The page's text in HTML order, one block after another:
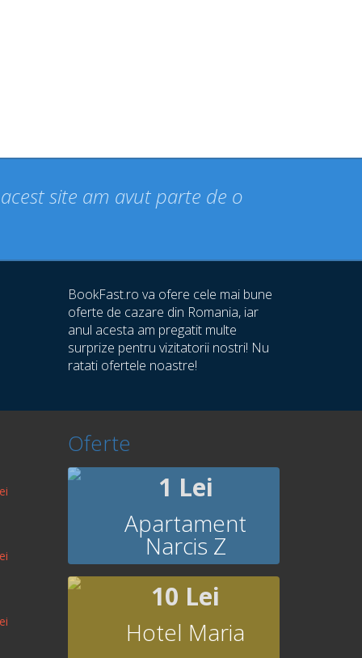
site am avut parte de o
BookFast.ro va ofere cele mai bune
oferte de cazare din Romania, iar
anul acesta am pregatit multe
surprize pentru vizitatorii nostri! Nu
ratati ofertele noastre!
Oferte
1 Lei
Apartament
Narcis Z
10 Lei
Hotel Maria